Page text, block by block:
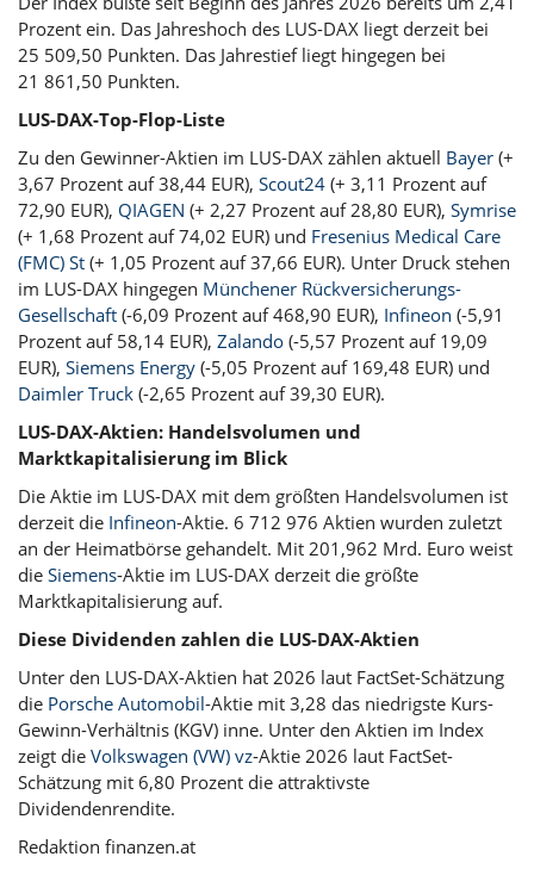
Prozent ein. Das Jahreshoch des LUS-DAX liegt derzeit bei
25 509,50 Punkten. Das Jahrestief liegt hingegen bei
21 861,50 Punkten.
LUS-DAX-Top-Flop-Liste
Zu den Gewinner-Aktien im LUS-DAX zählen aktuell Bayer (+
3,67 Prozent auf 38,44 EUR), Scout24 (+ 3,11 Prozent auf
72,90 EUR), QIAGEN (+ 2,27 Prozent auf 28,80 EUR), Symrise
(+ 1,68 Prozent auf 74,02 EUR) und Fresenius Medical Care
(FMC) St (+ 1,05 Prozent auf 37,66 EUR). Unter Druck stehen
im LUS-DAX hingegen Münchener Rückversicherungs-
Gesellschaft (-6,09 Prozent auf 468,90 EUR), Infineon (-5,91
Prozent auf 58,14 EUR), Zalando (-5,57 Prozent auf 19,09
EUR), Siemens Energy (-5,05 Prozent auf 169,48 EUR) und
Daimler Truck (-2,65 Prozent auf 39,30 EUR).
LUS-DAX-Aktien: Handelsvolumen und
Marktkapitalisierung im Blick
Die Aktie im LUS-DAX mit dem größten Handelsvolumen ist
derzeit die Infineon-Aktie. 6 712 976 Aktien wurden zuletzt
an der Heimatbörse gehandelt. Mit 201,962 Mrd. Euro weist
die Siemens-Aktie im LUS-DAX derzeit die größte
Marktkapitalisierung auf.
Diese Dividenden zahlen die LUS-DAX-Aktien
Unter den LUS-DAX-Aktien hat 2026 laut FactSet-Schätzung
die Porsche Automobil-Aktie mit 3,28 das niedrigste Kurs-
Gewinn-Verhältnis (KGV) inne. Unter den Aktien im Index
zeigt die Volkswagen (VW) vz-Aktie 2026 laut FactSet-
Schätzung mit 6,80 Prozent die attraktivste
Dividendenrendite.
Redaktion finanzen.at